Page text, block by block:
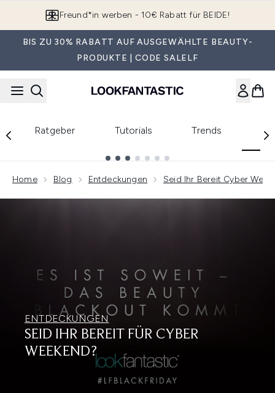
Freund*in werben - 10€ Rabatt für BEIDE!
BIS ZU 30% RABATT AUF AUSGEWÄHLTE BEAUTY-
PRODUKTE | CODE SALELF
Ratgeber Tutorials Trends
Home Blog Entdeckungen Seid Ihr Bereit Cyber
ENTDECKUNGEN
SEID IHR BEREIT FÜR CYBER
WEEKEND?